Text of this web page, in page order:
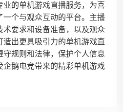
的单机游戏直播服务，为喜
个与观众互动的平台。主播
要求和设备准备，以及观众
出更具吸引力的单机游戏直
规则和法律，保护个人信息
鹅电竞带来的精彩单机游戏